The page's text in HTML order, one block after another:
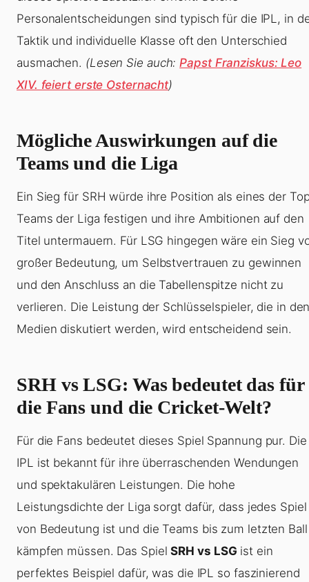
Personalentscheidungen sind typisch für die IPL, in
Taktik und individuelle Klasse oft den Unterschied
ausmachen. (Lesen Sie auch:Papst Franziskus: Leo
XIV. feiert erste Osternacht)
Mögliche Auswirkungen auf die
Teams und die Liga
Ein Sieg für SRH würde ihre Position als eines der
Teams der Liga festigen und ihre Ambitionen auf den
Titel untermauern. Für LSG hingegen wäre ein Sieg
großer Bedeutung, um Selbstvertrauen zu gewinnen
und den Anschluss an die Tabellenspitze nicht zu
verlieren. Die Leistung der Schlüsselspieler, die in
Medien diskutiert werden, wird entscheidend sein.
SRH vs LSG: Was bedeutet das für
die Fans und die Cricket-Welt?
Für die Fans bedeutet dieses Spiel Spannung pur. Die
IPL ist bekannt für ihre überraschenden Wendungen
und spektakulären Leistungen. Die hohe
Leistungsdichte der Liga sorgt dafür, dass jedes Spiel
von Bedeutung ist und die Teams bis zum letzten Ball
kämpfen müssen. Das SpielSRH vs LSG ist ein
perfektes Beispiel dafür, was die IPL so faszinierend